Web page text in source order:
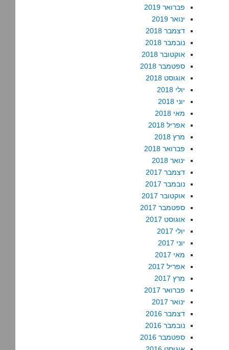
פברואר 2019
ינואר 2019
דצמבר 2018
נובמבר 2018
אוקטובר 2018
ספטמבר 2018
אוגוסט 2018
יולי 2018
יוני 2018
מאי 2018
אפריל 2018
מרץ 2018
פברואר 2018
ינואר 2018
דצמבר 2017
נובמבר 2017
אוקטובר 2017
ספטמבר 2017
אוגוסט 2017
יולי 2017
יוני 2017
מאי 2017
אפריל 2017
מרץ 2017
פברואר 2017
ינואר 2017
דצמבר 2016
נובמבר 2016
ספטמבר 2016